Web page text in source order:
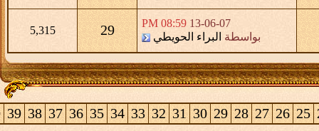
13-06-07
08:59 PM
بواسطة البراء الحويطي 29
5,315
25
26
27
28
29
30
31
32
33
34
35
36
37
38
39